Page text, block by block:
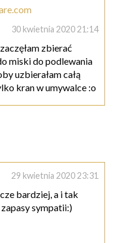
30 kwietnia 2020 21:14
zbierać
miski do podlewania
uzbierałam całą
kran w umywalce :o
29 kwietnia 2020 23:31
bardziej, a i tak
sympatii:)